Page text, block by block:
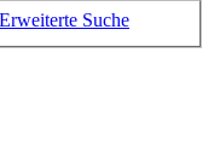
Erweiterte Suche